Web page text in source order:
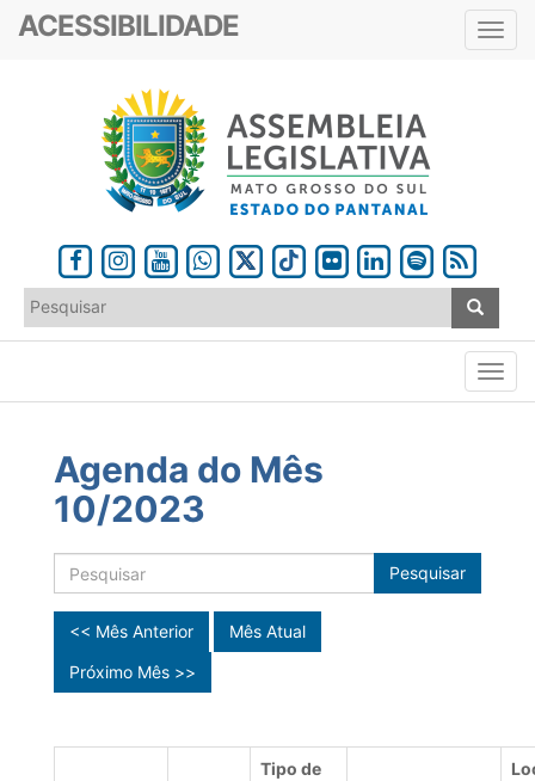
ACESSIBILIDADE
Agenda do Mês
10/2023
Pesquisar
<< Mês Anterior
Mês Atual
Próximo Mês >>
Tipo de